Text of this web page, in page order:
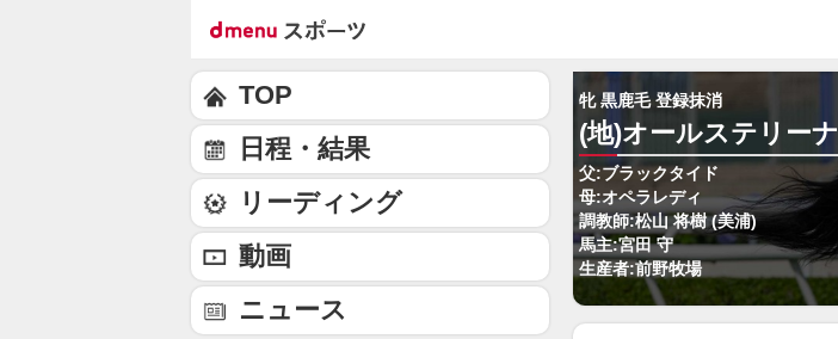
牝 黒鹿毛 登録抹消
(地)オールステリーナ
父:ブラックタイド
母:オペラレディ
調教師:松山 将樹 (美浦)
馬主:宮田 守
生産者:前野牧場
TOP
日程・結果
リーディング
動画
ニュース